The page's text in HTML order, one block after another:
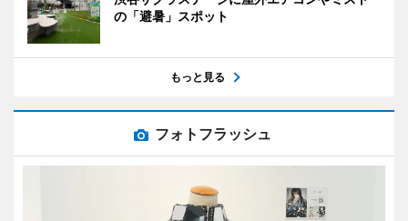
の「避暑」スポット
もっと見る
フォトフラッシュ